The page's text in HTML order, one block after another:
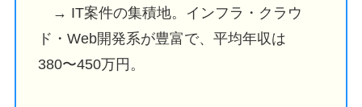
→ IT案件の集積地。インフラ・クラウ
ド・Web開発系が豊富で、平均年収は
380〜450万円。